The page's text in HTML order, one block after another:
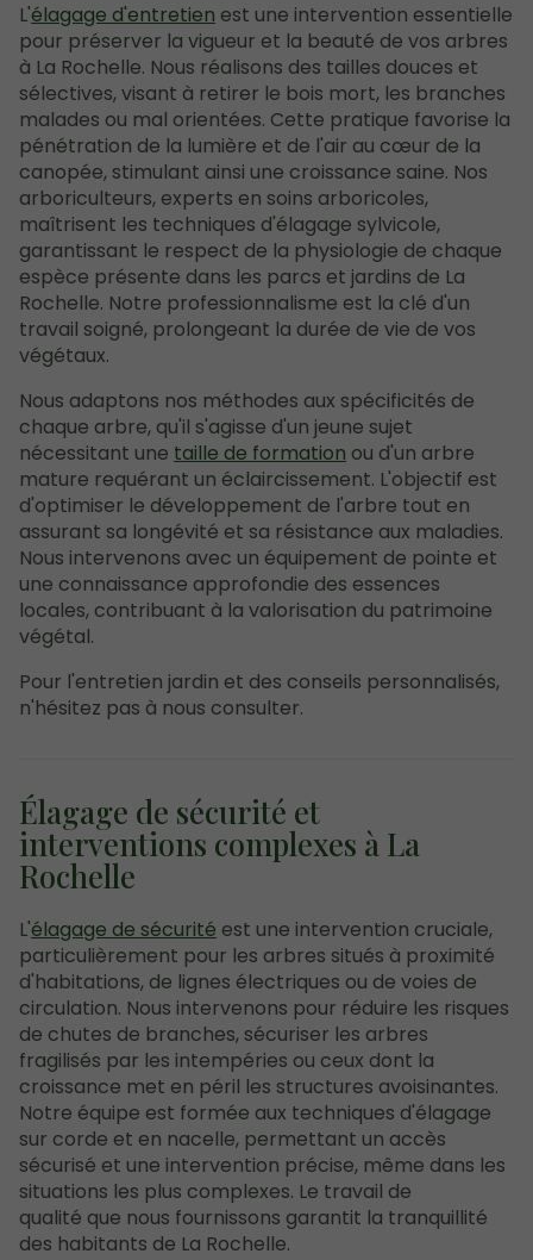
L'élagage d'entretien est une intervention essentielle
pour préserver la vigueur et la beauté de vos arbres
à La Rochelle. Nous réalisons des tailles douces et
sélectives, visant à retirer le bois mort, les branches
malades ou mal orientées. Cette pratique favorise la
pénétration de la lumière et de l'air au cœur de la
canopée, stimulant ainsi une croissance saine. Nos
arboriculteurs, experts en soins arboricoles,
maîtrisent les techniques d'élagage sylvicole,
garantissant le respect de la physiologie de chaque
espèce présente dans les parcs et jardins de La
Rochelle. Notre professionnalisme est la clé d'un
travail soigné, prolongeant la durée de vie de vos
végétaux.
Nous adaptons nos méthodes aux spécificités de
chaque arbre, qu'il s'agisse d'un jeune sujet
nécessitant une taille de formation ou d'un arbre
mature requérant un éclaircissement. L'objectif est
d'optimiser le développement de l'arbre tout en
assurant sa longévité et sa résistance aux maladies.
Nous intervenons avec un équipement de pointe et
une connaissance approfondie des essences
locales, contribuant à la valorisation du patrimoine
végétal.
Pour l'entretien jardin et des conseils personnalisés,
n'hésitez pas à nous consulter.
Élagage de sécurité et
interventions complexes à La
Rochelle
L'élagage de sécurité est une intervention cruciale,
particulièrement pour les arbres situés à proximité
d'habitations, de lignes électriques ou de voies de
circulation. Nous intervenons pour réduire les risques
de chutes de branches, sécuriser les arbres
fragilisés par les intempéries ou ceux dont la
croissance met en péril les structures avoisinantes.
Notre équipe est formée aux techniques d'élagage
sur corde et en nacelle, permettant un accès
sécurisé et une intervention précise, même dans les
situations les plus complexes. Le travail de
qualité que nous fournissons garantit la tranquillité
des habitants de La Rochelle.